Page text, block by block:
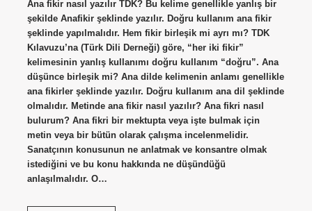
Ana fikir nasıl yazılır TDK? Bu kelime genellikle yanlış bir
şekilde Anafikir şeklinde yazılır. Doğru kullanım ana fikir
şeklinde yapılmalıdır. Hem fikir birleşik mi ayrı mı? TDK
Kılavuzu’na (Türk Dili Derneği) göre, “her iki fikir”
kelimesinin yanlış kullanımı doğru kullanım “doğru”. Ana
düşünce birleşik mi? Ana dilde kelimenin anlamı genellikle
ana fikirler şeklinde yazılır. Doğru kullanım ana dil şeklinde
olmalıdır. Metinde ana fikir nasıl yazılır? Ana fikri nasıl
bulurum? Ana fikri bir mektupta veya işte bulmak için
metin veya bir bütün olarak çalışma incelenmelidir.
Sanatçının konusunun ne anlatmak ve konsantre olmak
istediğini ve bu konu hakkında ne düşündüğü
anlaşılmalıdır. O…